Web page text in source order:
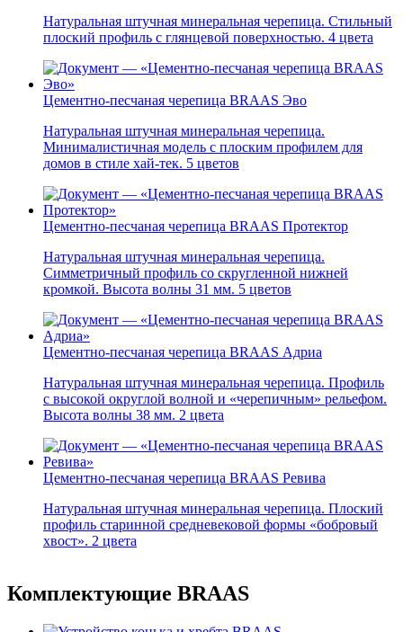
Натуральная штучная минеральная черепица. Стильный
плоский профиль с глянцевой поверхностью. 4 цвета
Цементно-песчаная черепица BRAAS Эво
Натуральная штучная минеральная черепица.
Минималистичная модель с плоским профилем для
домов в стиле хай-тек. 5 цветов
Цементно-песчаная черепица BRAAS Протектор
Натуральная штучная минеральная черепица.
Симметричный профиль со скругленной нижней
кромкой. Высота волны 31 мм. 5 цветов
Цементно-песчаная черепица BRAAS Адриа
Натуральная штучная минеральная черепица. Профиль
с высокой округлой волной и «черепичным» рельефом.
Высота волны 38 мм. 2 цвета
Цементно-песчаная черепица BRAAS Ревива
Натуральная штучная минеральная черепица. Плоский
профиль старинной средневековой формы «бобровый
хвост». 2 цвета
Комплектующие BRAAS